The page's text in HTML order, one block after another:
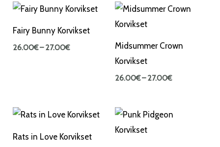
Fairy Bunny Korvikset
26.00€– 27.00€
Hintaluokka:
26.00€
27.00€
Midsummer Crown
Korvikset
26.00€– 27.00€
Hintaluokka:
26.00€
Rats in Love Korvikset
Hintaluokka:
26.00€
27.00€
Hintaluokka:
26.00€